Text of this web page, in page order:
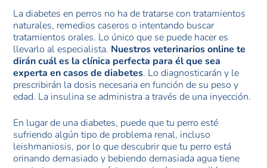
La diabetes en perros no ha de tratarse con tratamientos
naturales, remedios caseros o intentando buscar
tratamientos orales. Lo único que se puede hacer es
llevarlo al especialista. Nuestros veterinarios online te
dirán cuál es la clínica perfecta para él que sea
experta en casos de diabetes. Lo diagnosticarán y le
prescribirán la dosis necesaria en función de su peso y
edad. La insulina se administra a través de una inyección.
En lugar de una diabetes, puede que tu perro esté
sufriendo algún tipo de problema renal, incluso
leishmaniosis, por lo que descubrir que tu perro está
orinando demasiado y bebiendo demasiada agua tiene